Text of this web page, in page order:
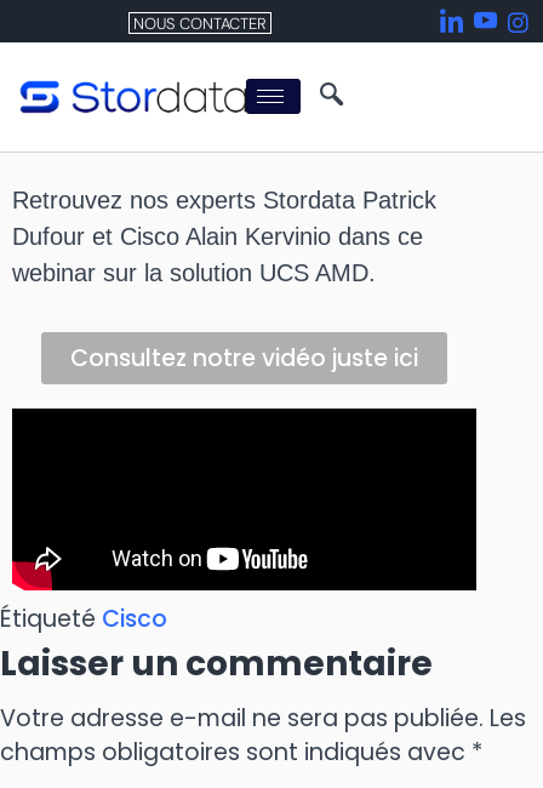
NOUS CONTACTER
Retrouvez nos experts Stordata Patrick
Dufour et Cisco Alain Kervinio dans ce
webinar sur la solution UCS AMD.
Consultez notre vidéo juste ici
Étiqueté Cisco
Laisser un commentaire
Votre adresse e-mail ne sera pas publiée. Les
champs obligatoires sont indiqués avec *